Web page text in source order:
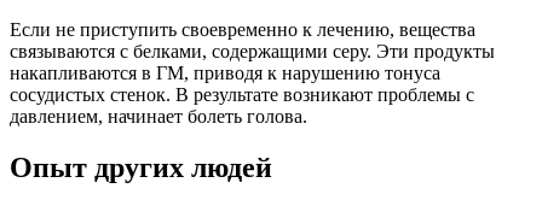
Если не приступить своевременно к лечению, вещества
связываются с белками, содержащими серу. Эти продукты
накапливаются в ГМ, приводя к нарушению тонуса
сосудистых стенок. В результате возникают проблемы с
давлением, начинает болеть голова.
Опыт других людей